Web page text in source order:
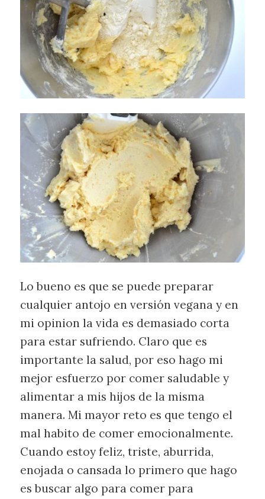
Lo bueno es que se puede preparar
cualquier antojo en versión vegana y en
mi opinion la vida es demasiado corta
para estar sufriendo. Claro que es
importante la salud, por eso hago mi
mejor esfuerzo por comer saludable y
alimentar a mis hijos de la misma
manera. Mi mayor reto es que tengo el
mal habito de comer emocionalmente.
Cuando estoy feliz, triste, aburrida,
enojada o cansada lo primero que hago
es buscar algo para comer para